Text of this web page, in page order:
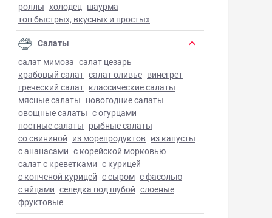
роллы холодец шаурма
топ быстрых, вкусных и простых
Салаты
салат мимоза салат цезарь
крабовый салат салат оливье винегрет
греческий салат классические салаты
мясные салаты новогодние салаты
овощные салаты с огурцами
постные салаты рыбные салаты
со свининой из морепродуктов из капусты
с ананасами с корейской морковью
салат с креветками с курицей
с копченой курицей с сыром с фасолью
с яйцами селедка под шубой слоеные
фруктовые